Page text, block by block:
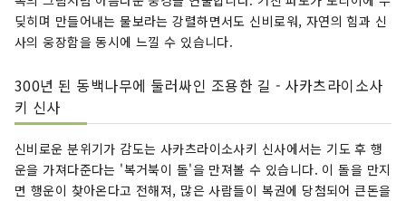
딪히며 만들어내는 물보라는 강렬하면서도 신비로워, 자연의 힘과 신
사의 웅장함을 동시에 느낄 수 있습니다.
300년 된 동백나무에 둘러싸인 조용한 길 - 사카츠라이소사
키 신사
신비로운 분위기가 감도는 사카츠라이소사키 신사에서는 기도 후 행
운을 가져다준다는 '복거북이 돌'을 만져볼 수 있습니다. 이 돌을 만지
면 행운이 찾아온다고 전해져, 많은 사람들이 복권에 당첨되어 큰돈을